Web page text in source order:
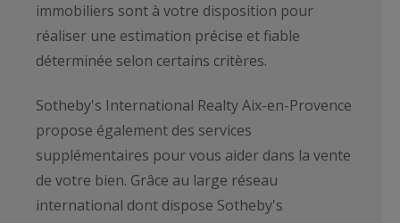
immobiliers sont à votre disposition pour
réaliser une estimation précise et fiable
déterminée selon certains critères.
Sotheby's International Realty Aix-en-Provence
propose également des services
supplémentaires pour vous aider dans la vente
de votre bien. Grâce au large réseau
international dont dispose Sotheby's